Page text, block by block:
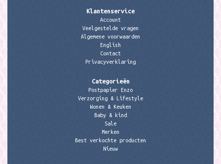
Klantenservice
Account
Veelgestelde vragen
Algemene voorwaarden
English
Contact
Privacyverklaring
Categorieën
Postpapier Enzo
Verzorging & Lifestyle
Wonen & Keuken
Baby & kind
Sale
Merken
Best verkochte producten
Nieuw